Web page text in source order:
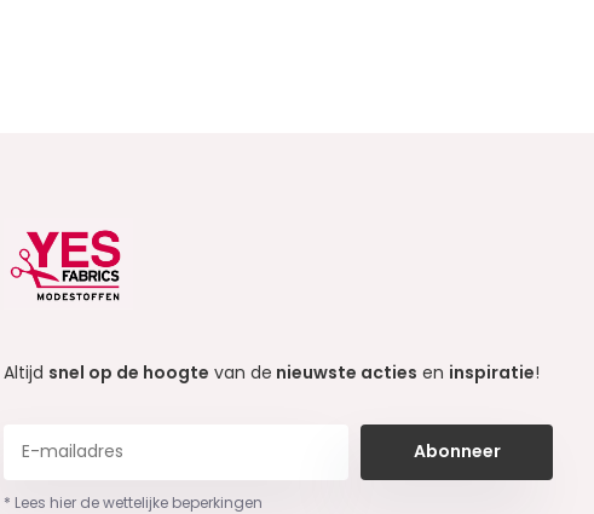
Altijd snel op de hoogte van de nieuwste acties en inspiratie!
Abonneer
* Lees hier de wettelijke beperkingen